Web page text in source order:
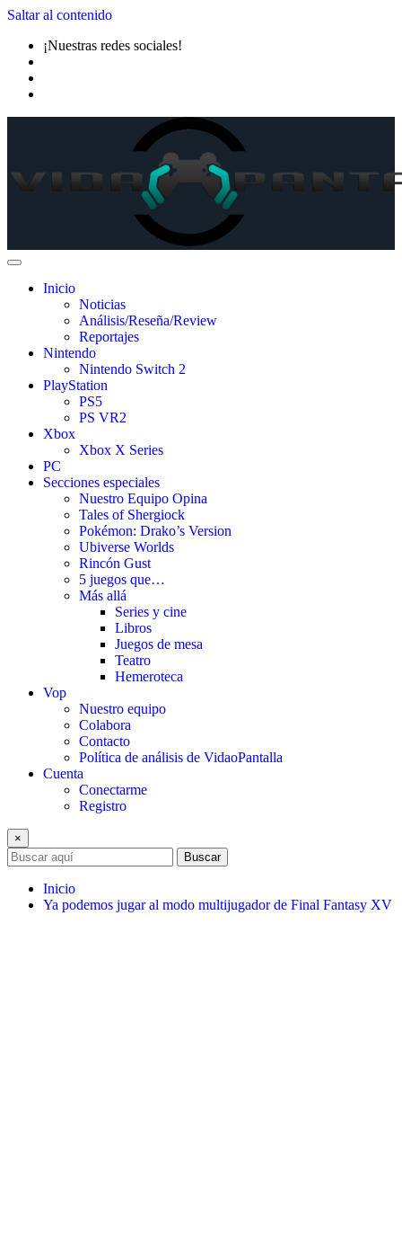
Saltar al contenido
¡Nuestras redes sociales!
Inicio
Noticias
Análisis/Reseña/Review
Reportajes
Nintendo
Nintendo Switch 2
PlayStation
PS5
PS VR2
Xbox
Xbox X Series
PC
Secciones especiales
Nuestro Equipo Opina
Tales of Shergiock
Pokémon: Drako’s Version
Ubiverse Worlds
Rincón Gust
5 juegos que…
Más allá
Series y cine
Libros
Juegos de mesa
Teatro
Hemeroteca
Vop
Nuestro equipo
Colabora
Contacto
Política de análisis de VidaoPantalla
Cuenta
Conectarme
Registro
×
Buscar
Inicio
Ya podemos jugar al modo multijugador de Final Fantasy XV